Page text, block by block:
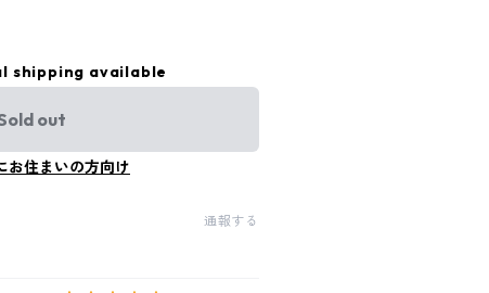
shipping available
out
お住まいの方向け
通報する